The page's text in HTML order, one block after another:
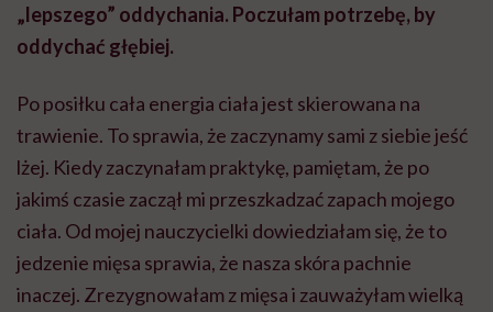
„lepszego” oddychania. Poczułam potrzebę, by
oddychać głębiej.
Po posiłku cała energia ciała jest skierowana na
trawienie. To sprawia, że zaczynamy sami z siebie jeść
lżej. Kiedyzaczynałam praktykę, pamiętam, że po
jakimś czasie zaczął mi przeszkadzać zapach mojego
ciała. Od mojej nauczycielki dowiedziałam się, że to
jedzenie mięsa sprawia, że nasza skóra pachnie
inaczej. Zrezygnowałam z mięsa i zauważyłam wielką